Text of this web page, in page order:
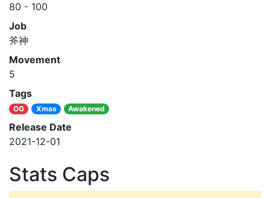
80 - 100
Job
斧神
Movement
5
Tags
OG Xmas Awakened
Release Date
2021-12-01
Stats Caps